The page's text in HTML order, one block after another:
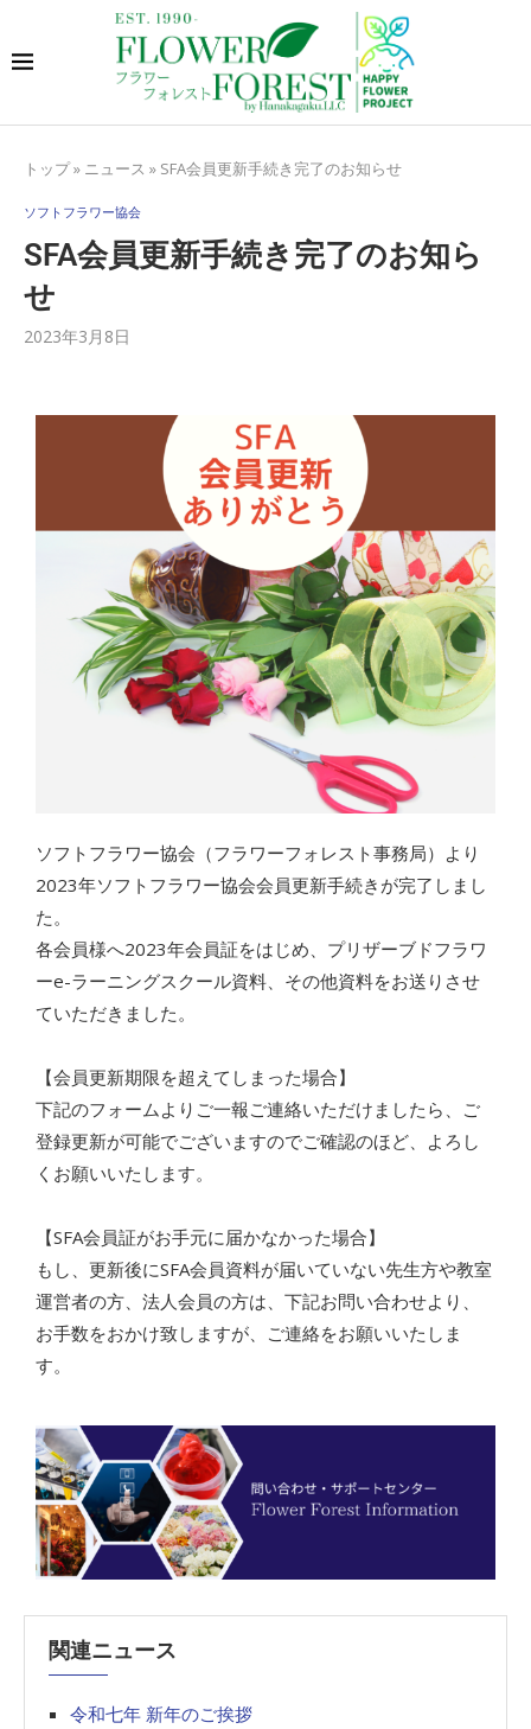
トップ» ニュース » SFA会員更新手続き完了のお知らせ
ソフトフラワー協会
SFA会員更新手続き完了のお知ら
せ
2023年3月8日
ソフトフラワー協会（フラワーフォレスト事務局）より
2023年ソフトフラワー協会会員更新手続きが完了しまし
た。
各会員様へ2023年会員証をはじめ、プリザーブドフラワ
ーe-ラーニングスクール資料、その他資料をお送りさせ
ていただきました。
【会員更新期限を超えてしまった場合】
下記のフォームよりご一報ご連絡いただけましたら、ご
登録更新が可能でございますのでご確認のほど、よろし
くお願いいたします。
【SFA会員証がお手元に届かなかった場合】
もし、更新後にSFA会員資料が届いていない先生方や教室
運営者の方、法人会員の方は、下記お問い合わせより、
お手数をおかけ致しますが、ご連絡をお願いいたしま
す。
関連ニュース
令和七年 新年のご挨拶